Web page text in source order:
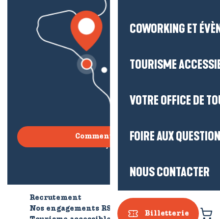
COWORKING ET
TOURISME
VOTRE OFFICE DE
FOIRE AUX
NOUS CONTACTER
Billetterie
Comment venir ?
Recrutement
Qui sommes-nous ?
Nos engagements RSE